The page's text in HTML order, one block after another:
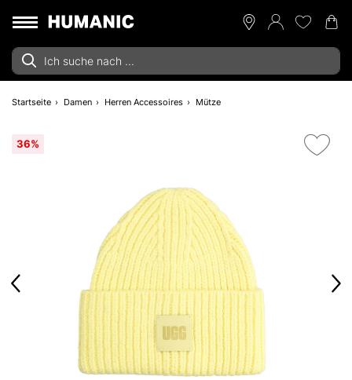
Startseite Damen Herren Accessoires Mütze
36%